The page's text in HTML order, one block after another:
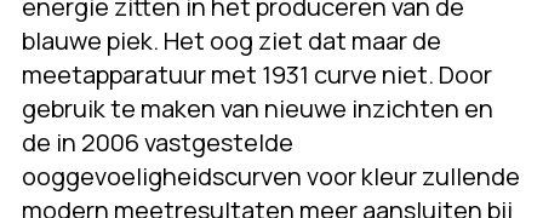
blauwe piek. Het oog ziet dat maar de
meetapparatuur met 1931 curve niet. Door
gebruik te maken van nieuwe inzichten en
de in 2006 vastgestelde
ooggevoeligheidscurven voor kleur zullende
modern meetresultaten meer aansluiten bij